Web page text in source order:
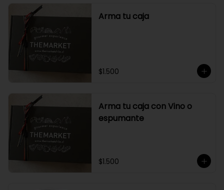
Arma tu caja
$1.500
Arma tu caja con Vino o
espumante
$1.500